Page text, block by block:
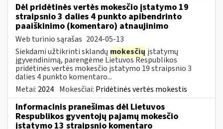
Dėl pridėtinės vertės mokesčio įstatymo 19
straipsnio 3 dalies 4 punkto apibendrinto
paaiškinimo (komentaro) atnaujinimo
Web turinio sąrašas 2024-05-13
Siekdami užtikrinti sklandų mokesčių įstatymų
įgyvendinimą, parengėme Lietuvos Respublikos
pridėtinės vertės mokesčio įstatymo 19 straipsnio 3
dalies 4 punkto komentaro...
Metai: 2024 Mokesčiai: Pridėtinės vertės mokestis
Informacinis pranešimas dėl Lietuvos
Respublikos gyventojų pajamų mokesčio
įstatymo 13 straipsnio komentaro